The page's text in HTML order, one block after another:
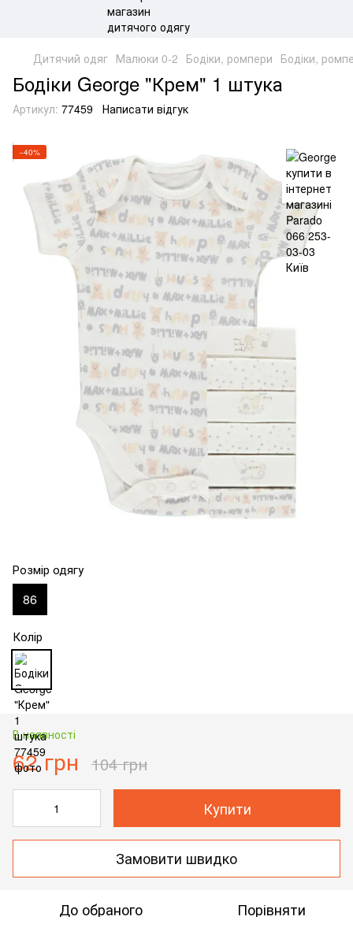
Дитячий одяг Малюки 0-2 Бодіки, ромпери Бодіки,
Бодіки George "Крем" 1 штука
Артикул: 77459 Написати відгук
−40%
Розмір одягу
86
Колір
В наявності
62 грн 104 грн
Купити
Замовити швидко
До обраного Порівняти